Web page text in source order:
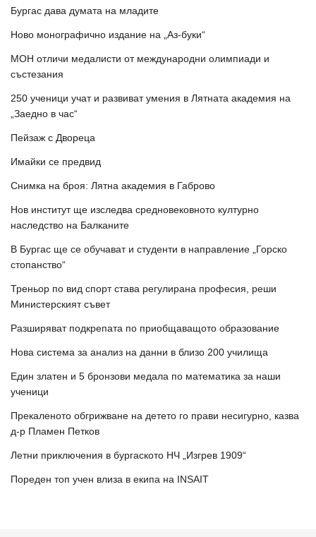
Бургас дава думата на младите
Ново монографично издание на „Аз-буки“
МОН отличи медалисти от международни олимпиади и
състезания
250 ученици учат и развиват умения в Лятната академия на
„Заедно в час“
Пейзаж с Двореца
Имайки се предвид
Снимка на броя: Лятна академия в Габрово
Нов институт ще изследва средновековното културно
наследство на Балканите
В Бургас ще се обучават и студенти в направление „Горско
стопанство“
Треньор по вид спорт става регулирана професия, реши
Министерският съвет
Разширяват подкрепата по приобщаващото образование
Нова система за анализ на данни в близо 200 училища
Един златен и 5 бронзови медала по математика за наши
ученици
Прекаленото обгрижване на детето го прави несигурно, казва
д-р Пламен Петков
Летни приключения в бургаското НЧ „Изгрев 1909“
Пореден топ учен влиза в екипа на INSAIT